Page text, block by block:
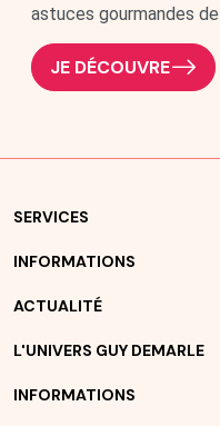
astuces gourmandes
JE DÉCOUVRE
SERVICES
INFORMATIONS
ACTUALITÉ
L'UNIVERS GUY DEMARLE
INFORMATIONS